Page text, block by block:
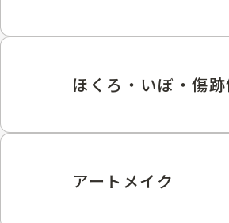
ほくろ・いぼ・傷
アートメイク